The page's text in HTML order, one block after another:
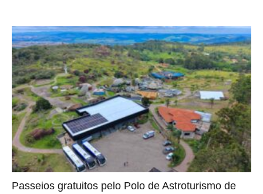
Passeios gratuitos pelo Polo de Astroturismo de